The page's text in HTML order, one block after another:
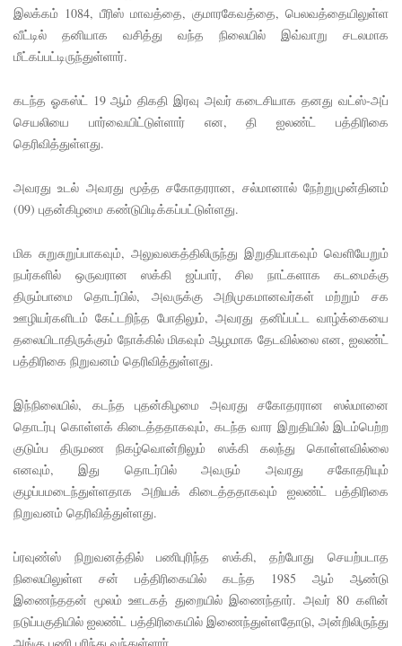
உத்தரவு!
நேற்றைய
மெகசின்
சிறை
மோதலில்
கைதி
ஒருவர்
நாட்டில்
தொடரும்
சிறைக்கல
வரங்கள் -
முப்படையி
னருக்கு
விடுக்கப்ப
ட்ட
அறிவிப்பு!
சிறையின்
வாயிற்கத
முற்றுகை
இலக்கம் 1084, பீரிஸ் மாவத்தை, குமாரகேவத்தை, பெலவத்தையிலுள்ள
வீட்டில் தனியாக வசித்து வந்த நிலையில் இவ்வாறு சடலமாக
மீட்கப்பட்டிருந்துள்ளார்.
கடந்த ஓகஸ்ட் 19 ஆம் திகதி இரவு அவர் கடைசியாக தனது வட்ஸ்-அப்
செயலியை பார்வையிட்டுள்ளார் என, தி ஐலண்ட் பத்திரிகை
தெரிவித்துள்ளது.
அவரது உடல் அவரது மூத்த சகோதரரான, சல்மானால் நேற்றுமுன்தினம்
(09) புதன்கிழமை கண்டுபிடிக்கப்பட்டுள்ளது.
மிக சுறுசுறுப்பாகவும், அலுவலகத்திலிருந்து இறுதியாகவும் வெளியேறும்
நபர்களில் ஒருவரான ஸக்கி ஜப்பார், சில நாட்களாக கடமைக்கு
திரும்பாமை தொடர்பில், அவருக்கு அறிமுகமானவர்கள் மற்றும் சக
ஊழியர்களிடம் கேட்டறிந்த போதிலும், அவரது தனிப்பட்ட வாழ்க்கையை
தலையிடாதிருக்கும் நோக்கில் மிகவும் ஆழமாக தேடவில்லை என, ஐலண்ட்
பத்திரிகை நிறுவனம் தெரிவித்துள்ளது.
இந்நிலையில், கடந்த புதன்கிழமை அவரது சகோதரரான ஸல்மானை
தொடர்பு கொள்ளக் கிடைத்ததாகவும், கடந்த வார இறுதியில் இடம்பெற்ற
குடும்ப திருமண நிகழ்வொன்றிலும் ஸக்கி கலந்து கொள்ளவில்லை
எனவும், இது தொடர்பில் அவரும் அவரது சகோதரியும்
குழப்பமடைந்துள்ளதாக அறியக் கிடைத்ததாகவும் ஐலண்ட் பத்திரிகை
நிறுவனம் தெரிவித்துள்ளது.
ப்ரவுண்ஸ் நிறுவனத்தில் பணிபுரிந்த ஸக்கி, தற்போது செயற்படாத
நிலையிலுள்ள சன் பத்திரிகையில் கடந்த 1985 ஆம் ஆண்டு
இணைந்ததன் மூலம் ஊடகத் துறையில் இணைந்தார். அவர் 80 களின்
நடுப்பகுதியில் ஐலண்ட் பத்திரிகையில் இணைந்துள்ளதோடு, அன்றிலிருந்து
அங்கு பணி புரிந்து வந்துள்ளார்.